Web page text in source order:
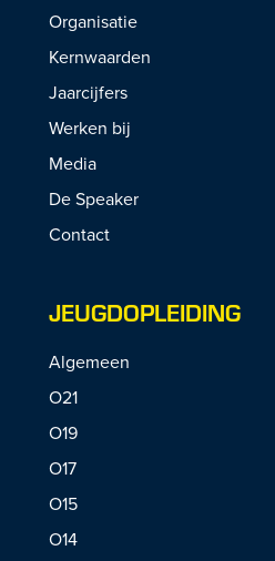
Organisatie
Kernwaarden
Jaarcijfers
Werken bij
Media
De Speaker
Contact
JEUGDOPLEIDING
Algemeen
O21
O19
O17
O15
O14